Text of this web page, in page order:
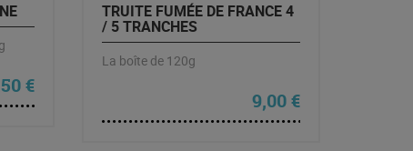
initial était : 17,90 €.
€Le prix actuel est : 16,50 €.
TRUITE FUMÉE DE FRANCE 4
/ 5 TRANCHES
La boîte de 120g
9,00€